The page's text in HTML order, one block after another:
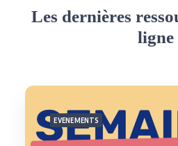
Les dernières
ligne
EVENEMENTS